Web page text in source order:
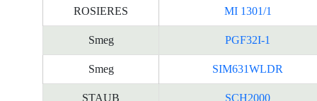
ROSIERES MI 1301/1
Smeg PGF32I-1
Smeg SIM631WLDR
STAUB SCH2000